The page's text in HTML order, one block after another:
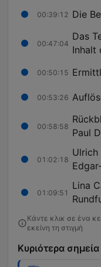
00:39:12 Die
00:47:04
Das
Inhalt
00:50:15
00:53:26
00:58:58
Paul
01:02:18
Ulrich
01:09:51
Lina
Κάντε κλικ σε ένα
εκείνη τη στιγμή
Κυριότερα σημεία